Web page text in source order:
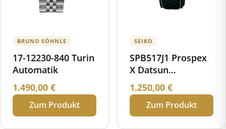
BRUNO SÖHNLE
17-12230-840 Turin
Automatik
1.490,00 €
Zum Produkt
SEIKO
SPB517J1 Prospex
X Datsun
Speedtimer
Automatik Limited
Edition
1.250,00 €
Zum Produkt